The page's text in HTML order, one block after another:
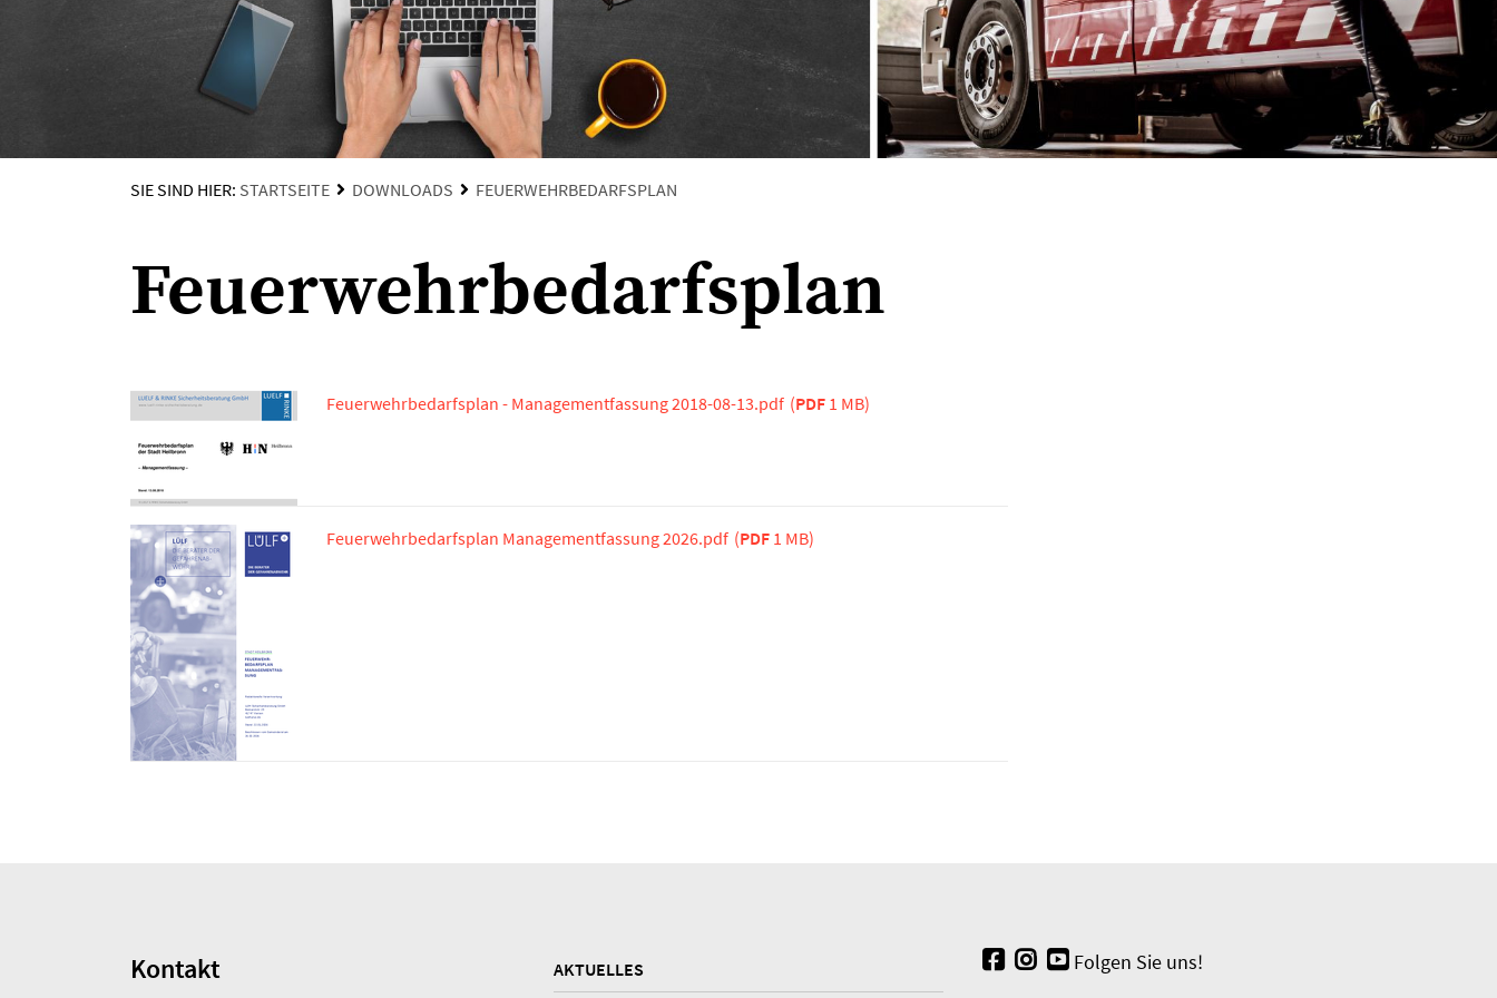
SIE SIND HIER: STARTSEITE DOWNLOADS FEUERWEHRBEDARFSPLAN
Feuerwehrbedarfsplan
Feuerwehrbedarfsplan - Managementfassung 2018-08-13.pdf (PDF 1 MB)
Feuerwehrbedarfsplan Managementfassung 2026.pdf (PDF 1 MB)
Kontakt AKTUELLES Folgen Sie uns!